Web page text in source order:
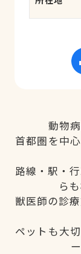
動物
首都圏を中
路線・駅・
ら
獣医師の診
ペットも大